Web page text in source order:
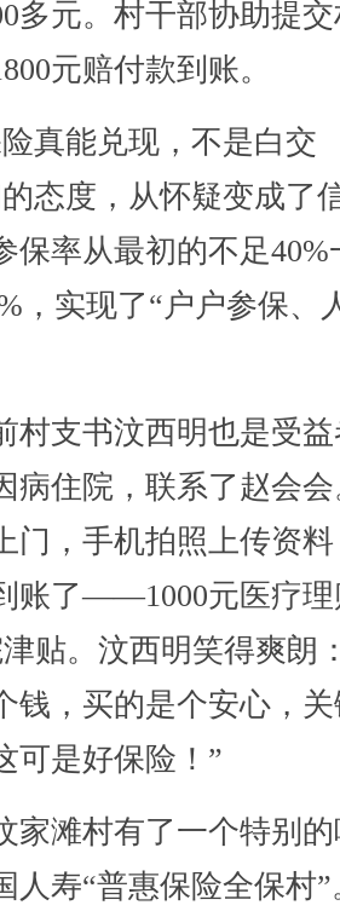
多元。村干部协助提
元赔付款到账。
能兑现，不是白交
态度，从怀疑变成了
保率从最初的不足40%
，实现了“户户参保、
支书汶西明也是受益
病住院，联系了赵会
门，手机拍照上传资
账了——1000元医疗理
贴。汶西明笑得爽朗
钱，买的是个安心，
可是好保险！”
滩村有了一个特别的
寿“普惠保险全保村”